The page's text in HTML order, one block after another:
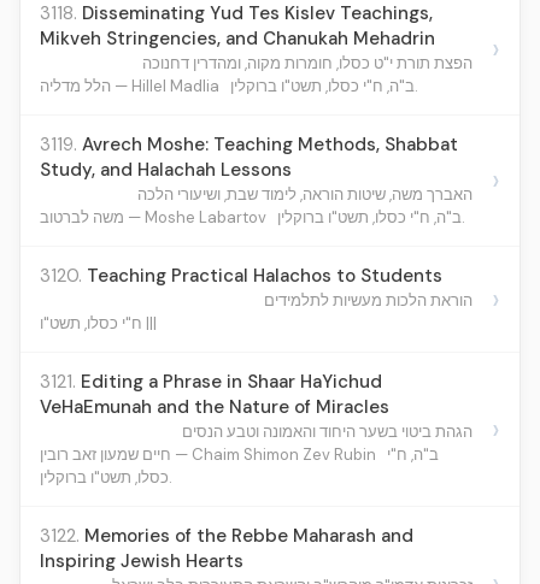
3118. Disseminating Yud Tes Kislev Teachings,
Mikveh Stringencies, and Chanukah Mehadrin
הפצת תורת י"ט כסלו, חומרות מקוה, ומהדרין דחנוכה
הלל מדליה — Hillel Madlia
ב"ה, ח"י כסלו, תשט"ו ברוקלין.
›
3119. Avrech Moshe: Teaching Methods, Shabbat
Study, and Halachah Lessons
האברך משה, שיטות הוראה, לימוד שבת, ושיעורי הלכה
משה לברטוב — Moshe Labartov
ב"ה, ח"י כסלו, תשט"ו ברוקלין.
›
3120. Teaching Practical Halachos to Students
הוראת הלכות מעשיות לתלמידים
ח"י כסלו, תשט"ו |||
›
3121. Editing a Phrase in Shaar HaYichud
VeHaEmunah and the Nature of Miracles
הגהת ביטוי בשער היחוד והאמונה וטבע הנסים
חיים שמעון זאב רובין — Chaim Shimon Zev Rubin
ב"ה, ח"י
כסלו, תשט"ו ברוקלין.
›
3122. Memories of the Rebbe Maharash and
Inspiring Jewish Hearts